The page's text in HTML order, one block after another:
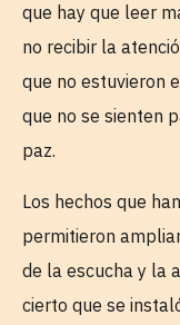
que hay que leer
no recibir la
que no estuvieron
que no se sienten
paz.
Los hechos que
permitieron
de la escucha y la
cierto que se